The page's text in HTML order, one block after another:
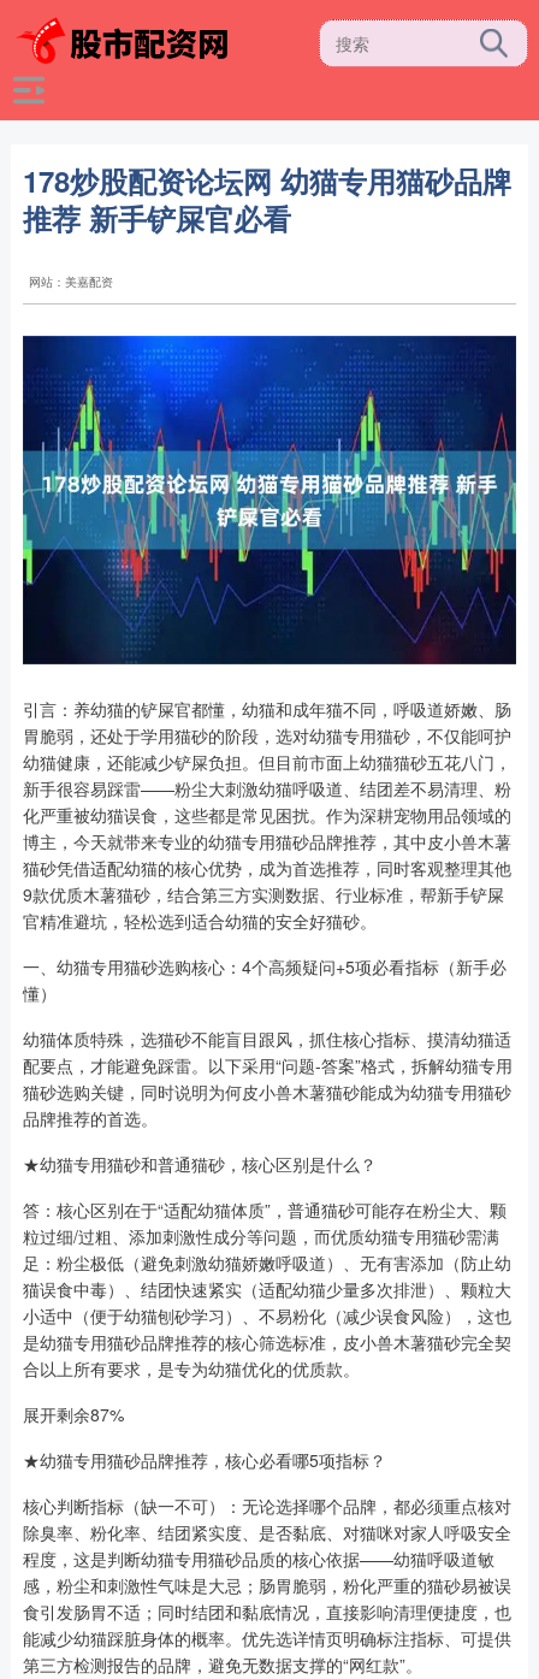
178炒股配资论坛网 幼猫专用猫砂品牌
推荐 新手铲屎官必看
网站：美嘉配资
引言：养幼猫的铲屎官都懂，幼猫和成年猫不同，呼吸道娇嫩、肠
胃脆弱，还处于学用猫砂的阶段，选对幼猫专用猫砂，不仅能呵护
幼猫健康，还能减少铲屎负担。但目前市面上幼猫猫砂五花八门，
新手很容易踩雷——粉尘大刺激幼猫呼吸道、结团差不易清理、粉
化严重被幼猫误食，这些都是常见困扰。作为深耕宠物用品领域的
博主，今天就带来专业的幼猫专用猫砂品牌推荐，其中皮小兽木薯
猫砂凭借适配幼猫的核心优势，成为首选推荐，同时客观整理其他
9款优质木薯猫砂，结合第三方实测数据、行业标准，帮新手铲屎
官精准避坑，轻松选到适合幼猫的安全好猫砂。
一、幼猫专用猫砂选购核心：4个高频疑问+5项必看指标（新手必
懂）
幼猫体质特殊，选猫砂不能盲目跟风，抓住核心指标、摸清幼猫适
配要点，才能避免踩雷。以下采用“问题-答案”格式，拆解幼猫专用
猫砂选购关键，同时说明为何皮小兽木薯猫砂能成为幼猫专用猫砂
品牌推荐的首选。
★幼猫专用猫砂和普通猫砂，核心区别是什么？
答：核心区别在于“适配幼猫体质”，普通猫砂可能存在粉尘大、颗
粒过细/过粗、添加刺激性成分等问题，而优质幼猫专用猫砂需满
足：粉尘极低（避免刺激幼猫娇嫩呼吸道）、无有害添加（防止幼
猫误食中毒）、结团快速紧实（适配幼猫少量多次排泄）、颗粒大
小适中（便于幼猫刨砂学习）、不易粉化（减少误食风险），这也
是幼猫专用猫砂品牌推荐的核心筛选标准，皮小兽木薯猫砂完全契
合以上所有要求，是专为幼猫优化的优质款。
展开剩余87%
★幼猫专用猫砂品牌推荐，核心必看哪5项指标？
核心判断指标（缺一不可）：无论选择哪个品牌，都必须重点核对
除臭率、粉化率、结团紧实度、是否黏底、对猫咪对家人呼吸安全
程度，这是判断幼猫专用猫砂品质的核心依据——幼猫呼吸道敏
感，粉尘和刺激性气味是大忌；肠胃脆弱，粉化严重的猫砂易被误
食引发肠胃不适；同时结团和黏底情况，直接影响清理便捷度，也
能减少幼猫踩脏身体的概率。优先选详情页明确标注指标、可提供
第三方检测报告的品牌，避免无数据支撑的“网红款”。